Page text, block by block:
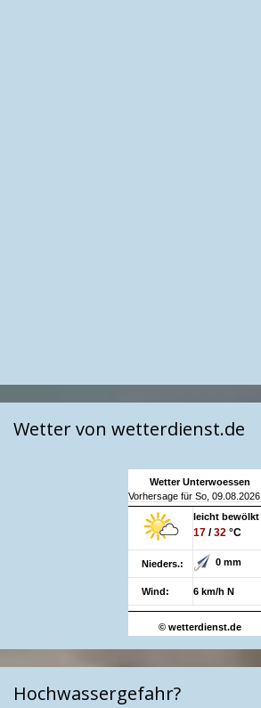
Wetter von wetterdienst.de
Wetter Unterwoessen
Vorhersage für So, 09.08.2026
leicht bewölkt
17 /32 °C
Nieders.: 0 mm
Wind: 6 km/h N
© wetterdienst.de
Hochwassergefahr?